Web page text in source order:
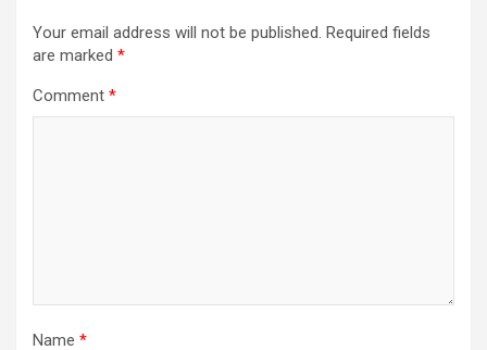
Your email address will not be published. Required fields
are marked *
Comment *
Name *